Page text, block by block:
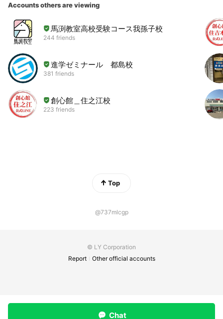
Accounts others are viewing
馬渕教室高校受験コース我孫子校
244 friends
進学ゼミナール 都島校
381 friends
創心館＿住之江校
223 friends
Top
@737mlcgp
© LY Corporation
Report
Other official accounts
Chat